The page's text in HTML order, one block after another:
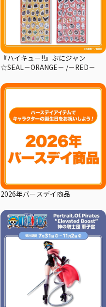
『ハイキュー!!』ぷにジャン
☆SEAL－ORANGE－ /－RED－
2026年バースデイ商品